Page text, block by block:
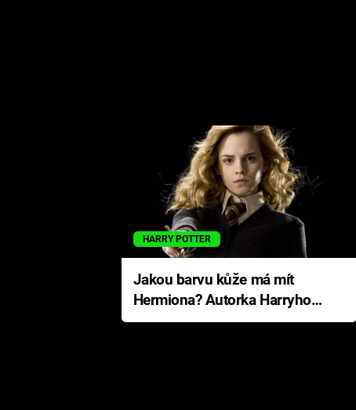
HARRY POTTER
Jakou barvu kůže má mít
Hermiona? Autorka Harryho
Pottera přišla s ráznou